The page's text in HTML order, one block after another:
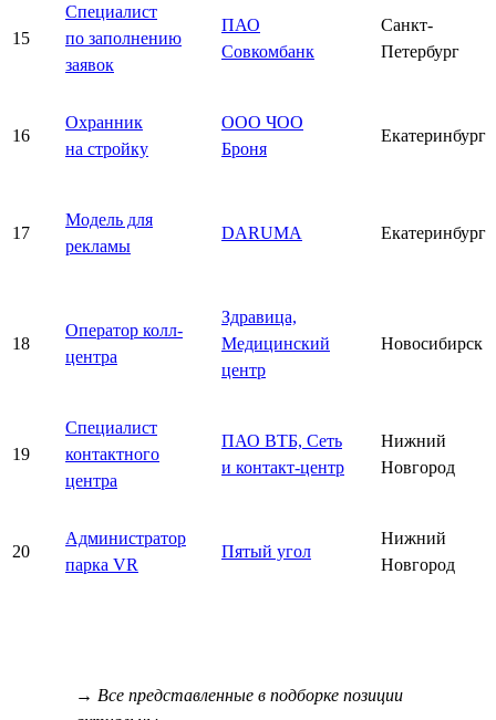
15
Специалист
по заполнению
заявок
ПАО
Совкомбанк
Санкт-
Петербург
16
Охранник
на стройку
ООО ЧОО
Броня
Екатеринбург
17
Модель для
рекламы
DARUMA Екатеринбург
18
Оператор колл-
центра
Здравица,
Медицинский
центр
Новосибирск
19
Специалист
контактного
центра
ПАО ВТБ, Сеть
и контакт-центр
Нижний
Новгород
20
Администратор
парка VR
Пятый угол
Нижний
Новгород
→ Все представленные в подборке позиции